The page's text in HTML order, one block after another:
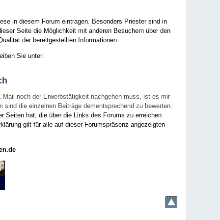
in diesem Forum eintragen. Besonders Priester sind in
Seite die Möglichkeit mit anderen Besuchern über den
der bereitgestellten Informationen.
Sie unter:
noch der Erwerbstätigkeit nachgehen muss, ist es mir
die einzelnen Beiträge dementsprechend zu bewerten.
Seiten hat, die über die Links des Forums zu erreichen
gilt für alle auf dieser Forumspräsenz angezeigten